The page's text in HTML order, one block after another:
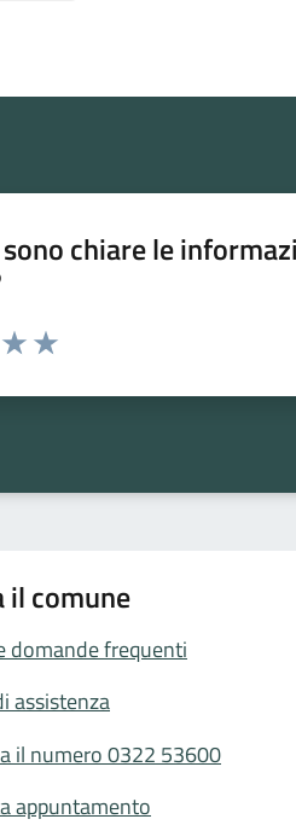
chiare le
stelle la pagina
il comune
domande frequenti
assistenza
il numero 0322 53600
appuntamento